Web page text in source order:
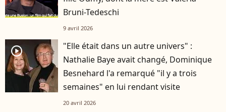
Bruni-Tedeschi
9 avril 2026
player2
"Elle était dans un autre univers" :
Nathalie Baye avait changé, Dominique
Besnehard l'a remarqué "il y a trois
semaines" en lui rendant visite
20 avril 2026